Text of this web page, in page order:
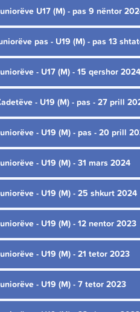
U17 (M) - pas 9 nëntor
pas - U19 (M) - pas 13
- U17 (M) - 15 qershor 2024
- U19 (M) - pas - 27 prill
- U19 (M) - pas - 20 prill
- U19 (M) - 31 mars 2024
- U19 (M) - 25 shkurt 2024
- U19 (M) - 12 nentor 2023
- U19 (M) - 21 tetor 2023
- U19 (M) - 7 tetor 2023